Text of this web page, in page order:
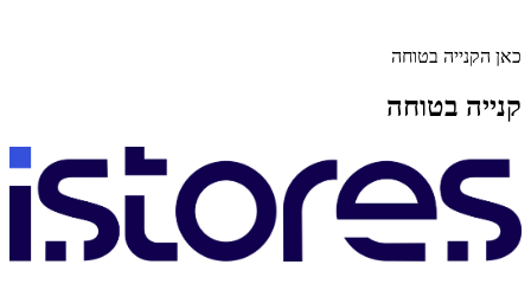
כאן הקנייה בטוחה
קנייה בטוחה